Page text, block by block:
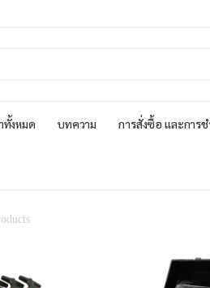
ทั้งหมด บทความ การสั่งซื้อ และการช